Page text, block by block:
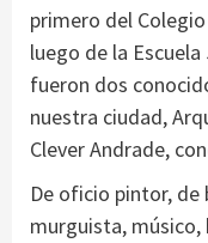
primero del
luego de la
fueron dos
nuestra ciudad,
Clever Andrade,
De oficio pintor, de
murguista,